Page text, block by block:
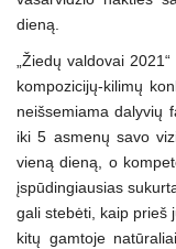
dieną.
„Žiedų valdovai
kompozicijų-kilimų
neišsemiama dalyvių
iki 5 asmenų savo
vieną dieną, o
įspūdingiausias
gali stebėti, kaip prieš
kitų gamtoje